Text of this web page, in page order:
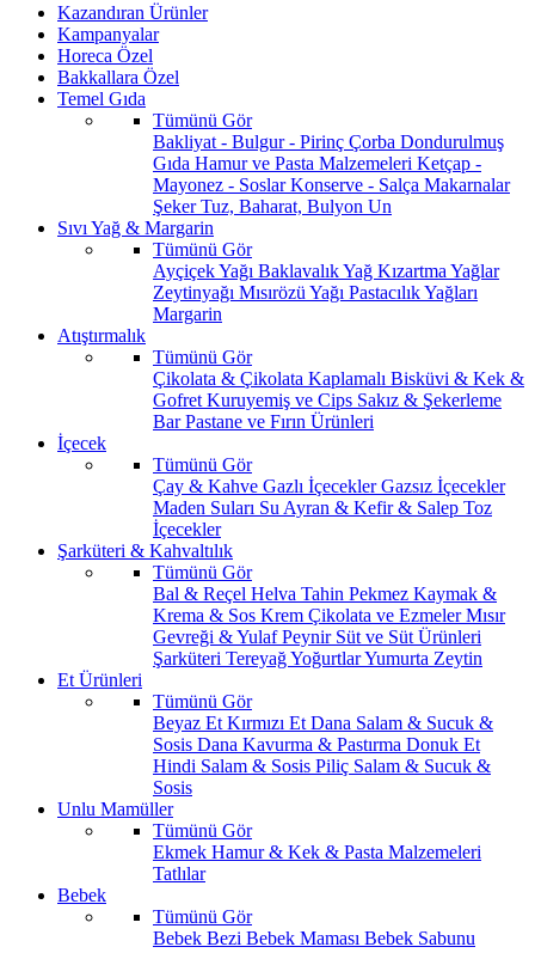
Kazandıran Ürünler
Kampanyalar
Horeca Özel
Bakkallara Özel
Temel Gıda
Tümünü Gör
Bakliyat - Bulgur - Pirinç Çorba Dondurulmuş
Gıda Hamur ve Pasta Malzemeleri Ketçap -
Mayonez - SoslarKonserve - Salça Makarnalar
ŞekerTuz, Baharat, Bulyon Un
Sıvı Yağ & Margarin
Tümünü Gör
Ayçiçek Yağı Baklavalık Yağ Kızartma Yağlar
Zeytinyağı Mısırözü Yağı Pastacılık Yağları
Margarin
Atıştırmalık
Tümünü Gör
Çikolata & Çikolata Kaplamalı Bisküvi & Kek &
Gofret Kuruyemiş ve Cips Sakız & Şekerleme
BarPastane ve Fırın Ürünleri
İçecek
Tümünü Gör
Çay & Kahve Gazlı İçeceklerGazsız İçecekler
Maden Suları Su Ayran & Kefir & Salep Toz
İçecekler
Şarküteri & Kahvaltılık
Tümünü Gör
Bal & Reçel Helva Tahin Pekmez Kaymak &
Krema & Sos Krem Çikolata ve EzmelerMısır
Gevreği & YulafPeynir Süt ve Süt Ürünleri
Şarküteri TereyağYoğurtlarYumurta Zeytin
Et Ürünleri
Tümünü Gör
Beyaz Et Kırmızı Et Dana Salam & Sucuk &
Sosis Dana Kavurma & Pastırma Donuk Et
Hindi Salam & Sosis Piliç Salam & Sucuk &
Sosis
Unlu Mamüller
Tümünü Gör
Ekmek Hamur & Kek & Pasta Malzemeleri
Tatlılar
Bebek
Tümünü Gör
Bebek Bezi Bebek Maması Bebek Sabunu